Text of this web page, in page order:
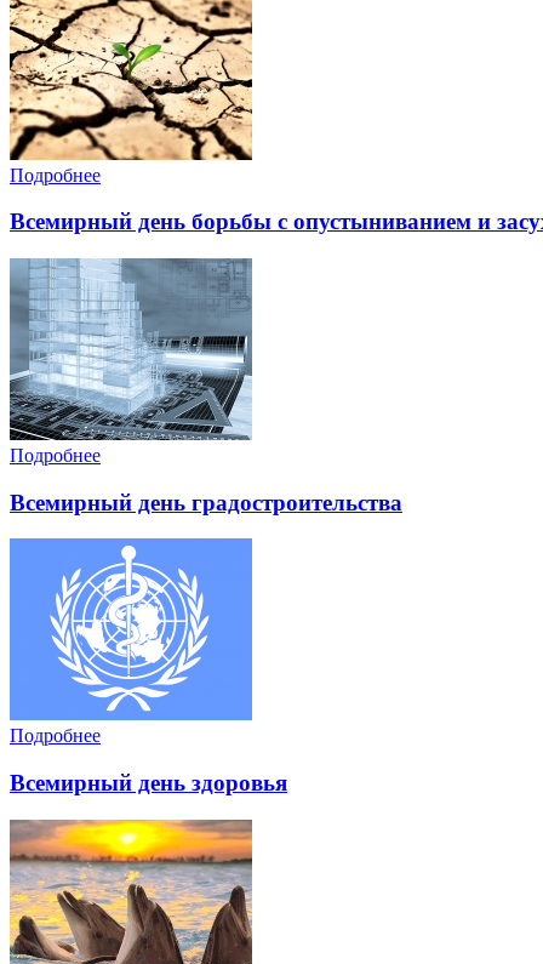
Подробнее
Всемирный день борьбы с опустыниванием и
Подробнее
Всемирный день градостроительства
Подробнее
Всемирный день здоровья